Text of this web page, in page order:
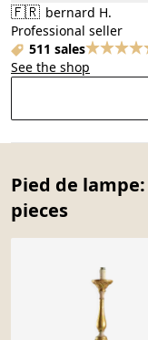
🇫🇷 bernard H.
Professional seller
511 sales
See the shop
Pied de
pieces